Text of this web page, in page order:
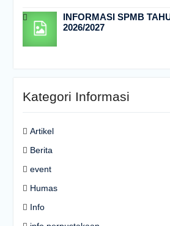
INFORMASI SPMB
2026/2027
Kategori Informasi
Artikel
Berita
event
Humas
Info